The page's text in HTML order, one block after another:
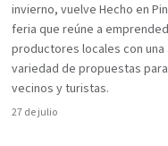
invierno, vuelve Hecho en
feria que reúne a
productores locales con una
variedad de propuestas para
vecinos y turistas.
27 de julio